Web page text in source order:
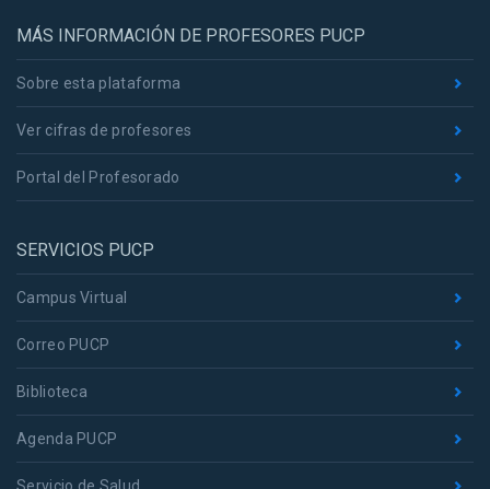
MÁS INFORMACIÓN DE PROFESORES PUCP
Sobre esta plataforma
Ver cifras de profesores
Portal del Profesorado
SERVICIOS PUCP
Campus Virtual
Correo PUCP
Biblioteca
Agenda PUCP